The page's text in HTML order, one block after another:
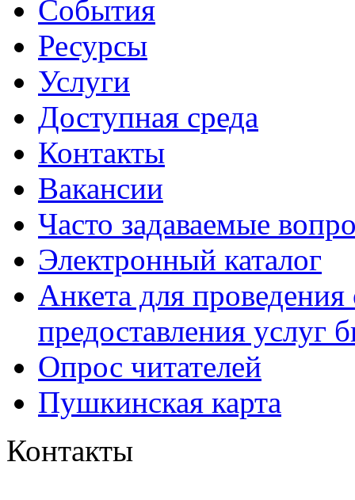
События
Ресурсы
Услуги
Доступная среда
Контакты
Вакансии
Часто задаваемые
Электронный каталог
Анкета для проведения
предоставления услуг
Опрос читателей
Пушкинская карта
Контакты